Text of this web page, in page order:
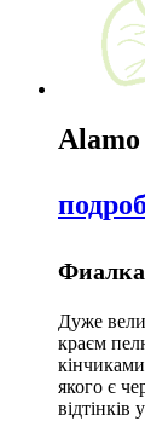
Дуже
краєм
якого є
відтінків